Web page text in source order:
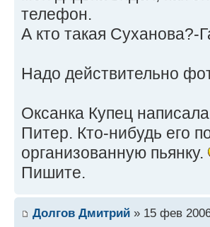
телефон.
А кто такая Суханова?-
Надо действительно
Оксанка Купец
Питер. Кто-нибудь его
организованную пьянку.
Пишите.
Долгов Дмитрий » 15 фев